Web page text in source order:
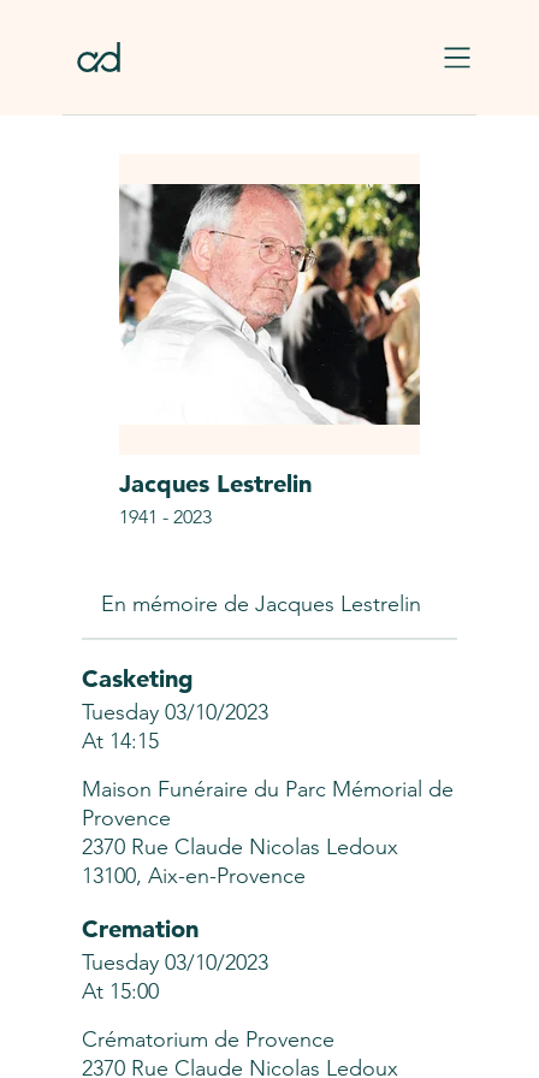
Jacques Lestrelin
1941 - 2023
En mémoire de Jacques Lestrelin
Casketing
Tuesday 03/10/2023
At 14:15
Maison Funéraire du Parc Mémorial de
Provence
2370 Rue Claude Nicolas Ledoux
13100, Aix-en-Provence
Cremation
Tuesday 03/10/2023
At 15:00
Crématorium de Provence
2370 Rue Claude Nicolas Ledoux